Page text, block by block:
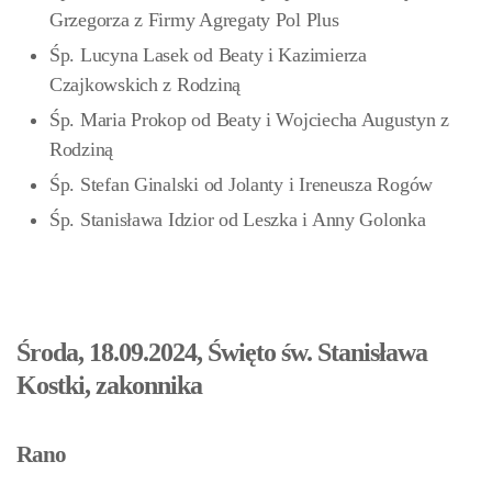
Grzegorza z Firmy Agregaty Pol Plus
Śp. Lucyna Lasek od Beaty i Kazimierza
Czajkowskich z Rodziną
Śp. Maria Prokop od Beaty i Wojciecha Augustyn z
Rodziną
Śp. Stefan Ginalski od Jolanty i Ireneusza Rogów
Śp. Stanisława Idzior od Leszka i Anny Golonka
Środa, 18.09.2024, Święto św. Stanisława
Kostki, zakonnika
Rano